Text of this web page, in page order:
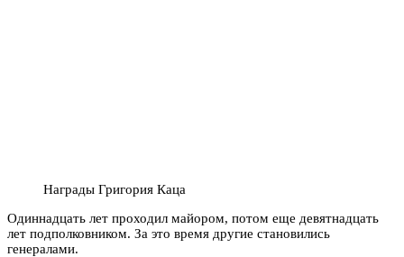
Награды Григория Каца
Одиннадцать лет проходил майором, потом еще девятнадцать
лет подполковником. За это время другие становились
генералами.